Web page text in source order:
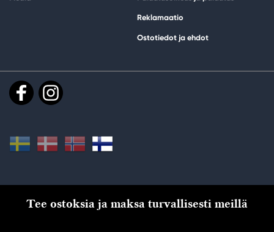
Reklamaatio
Ostotiedot ja ehdot
Tee ostoksia ja maksa turvallisesti meillä